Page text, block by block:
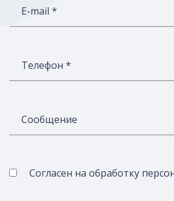
E-mail *
Телефон *
Сообщение
Согласен на обработку